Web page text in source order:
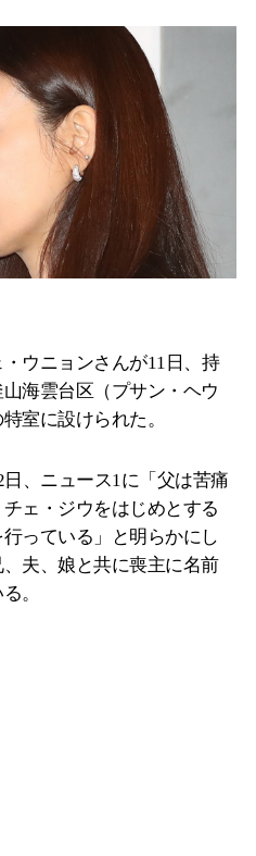
ウニョンさんが11日、持
海雲台区（プサン・ヘウ
室に設けられた。
、ニュース1に「父は苦痛
ェ・ジウをはじめとする
っている」と明らかにし
夫、娘と共に喪主に名前
。